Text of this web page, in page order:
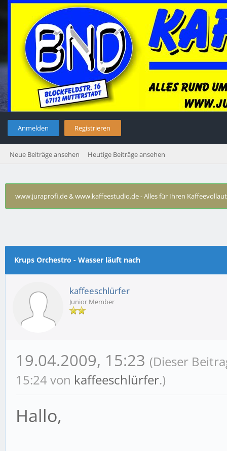
Anmelden Registrieren
Neue Beiträge ansehen Heutige Beiträge ansehen
www.juraprofi.de & www.kaffeestudio.de - Alles für Ihren
Durchschnitt
Krups Orchestro - Wasser läuft nach
kaffeeschlürfer
Junior Member
19.04.2009, 15:23 (Dieser
15:24 von kaffeeschlürfer.)
Hallo,